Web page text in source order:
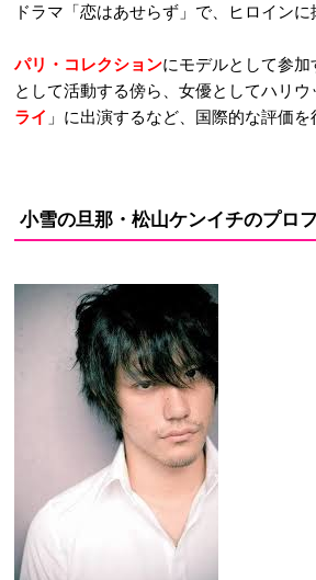
ドラマ「恋はあせらず」で、ヒロインに
パリ・コレクションにモデルとして参
として活動する傍ら、女優としてハリウ
ライ 」に出演するなど、国際的な評価を
小雪の旦那・松山ケンイチのプロ